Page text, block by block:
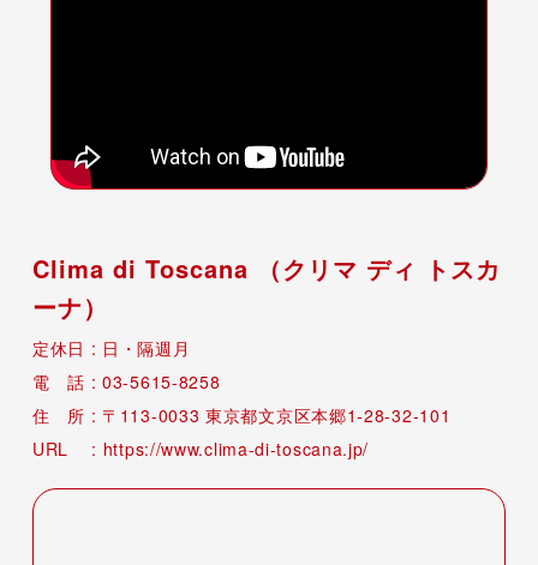
Clima di Toscana （クリマ ディ トスカ
ーナ）
日・隔週月
03-5615-8258
113-0033 東京都文京区本郷1-28-32-101
https://www.clima-di-toscana.jp/